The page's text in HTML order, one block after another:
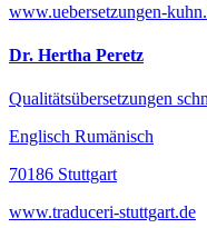
www.uebersetzungen-
Dr. Hertha Peretz
Qualitätsübersetzungen
Englisch Rumänisch
70186 Stuttgart
www.traduceri-stuttgart.de